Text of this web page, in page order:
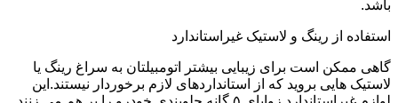
باشد.
استفاده از رینگ و لاستیک غیراستاندارد
گاهی ممکن است برای زیبایی بیشتر اتومبیلتان به سراغ رینگ یا
لاستیک هایی بروید که از استانداردهای لازم برخوردار نیستند.این